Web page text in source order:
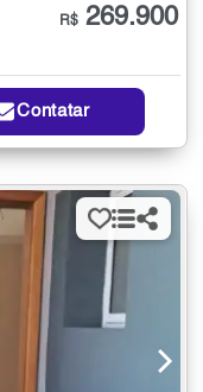
R$ 269.900
Contatar